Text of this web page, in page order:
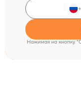
Нажимая на кнопку